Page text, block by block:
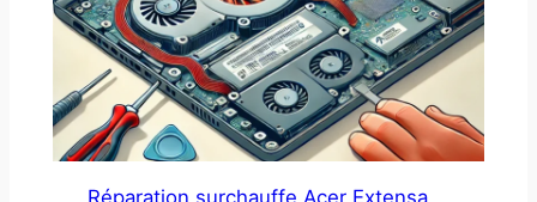
Réparation surchauffe Acer Extensa